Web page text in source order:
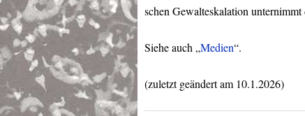
schen Gewalteskalation unternimmt
Siehe auch „Medien“.
(zuletzt geändert am 10.1.2026)